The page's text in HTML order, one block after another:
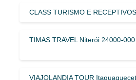
CLASS TURISMO E
TIMAS TRAVEL Niterói 24000-000
VIAJOLANDIA TOUR